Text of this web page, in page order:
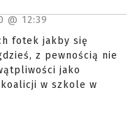
@ 12:39
fotek jakby się
z pewnością nie
jako
w szkole w